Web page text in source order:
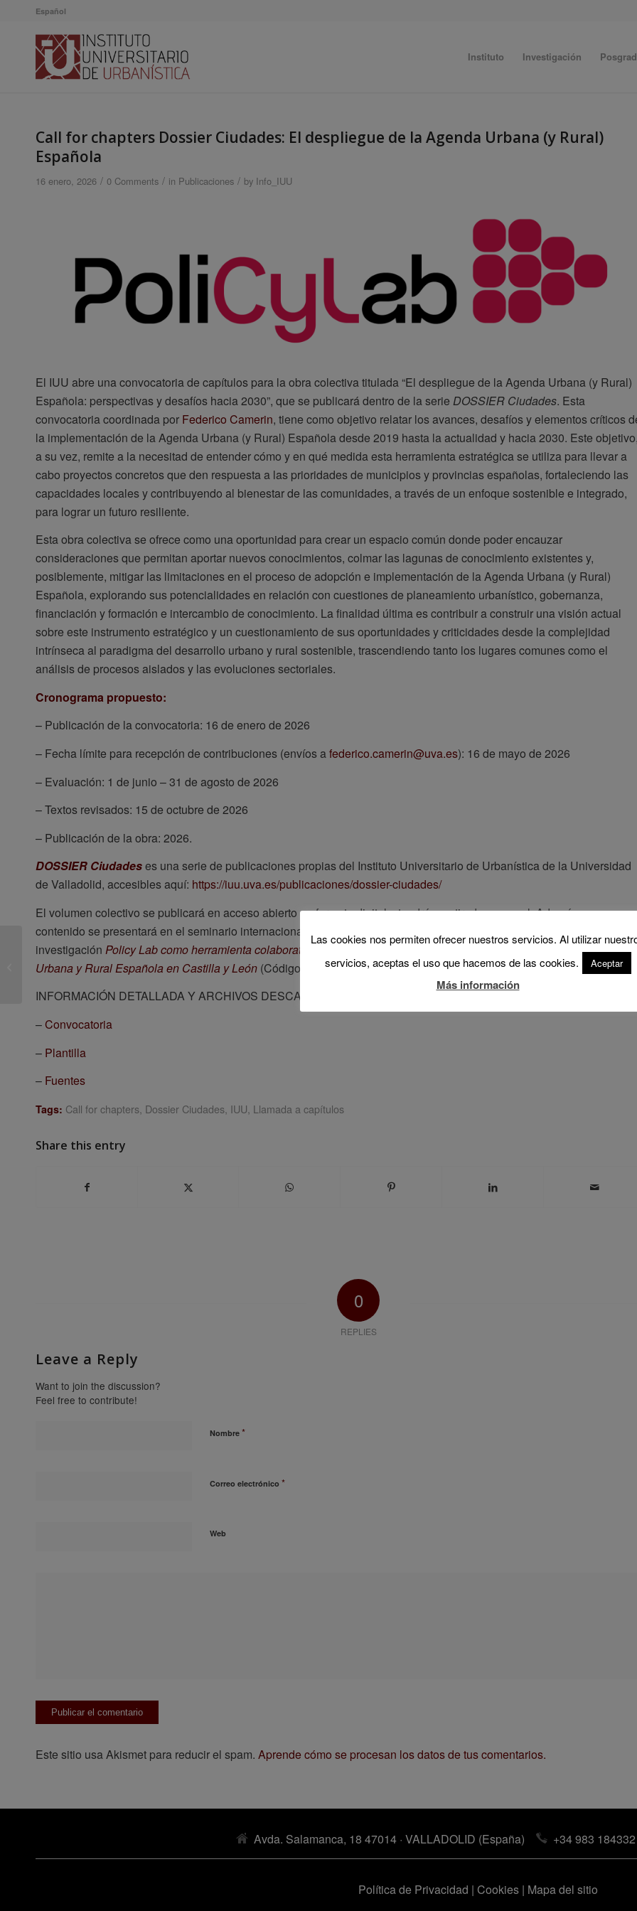
Español
Instituto Investigación
Call for chapters Dossier Ciudades: El despliegue de la Agenda Urbana (y Rural)
Española
16 enero, 2026 / 0 Comments / in Publicaciones / by Info_IUU
El IUU abre una convocatoria de capítulos para la obra colectiva titulada “El despliegue de la Agenda Urbana (y Rural)
Española: perspectivas y desafíos hacia 2030”, que se publicará dentro de la serie DOSSIER Ciudades. Esta
convocatoria coordinada por Federico Camerin, tiene como objetivo relatar los avances, desafíos y elementos críticos
la implementación de la Agenda Urbana (y Rural) Española desde 2019 hasta la actualidad y hacia 2030. Este
a su vez, remite a la necesitad de entender cómo y en qué medida esta herramienta estratégica se utiliza para llevar a
cabo proyectos concretos que den respuesta a las prioridades de municipios y provincias españolas, fortaleciendo las
capacidades locales y contribuyendo al bienestar de las comunidades, a través de un enfoque sostenible e integrado,
para lograr un futuro resiliente.
Esta obra colectiva se ofrece como una oportunidad para crear un espacio común donde poder encauzar
consideraciones que permitan aportar nuevos conocimientos, colmar las lagunas de conocimiento existentes y,
posiblemente, mitigar las limitaciones en el proceso de adopción e implementación de la Agenda Urbana (y Rural)
Española, explorando sus potencialidades en relación con cuestiones de planeamiento urbanístico, gobernanza,
financiación y formación e intercambio de conocimiento. La finalidad última es contribuir a construir una visión actual
sobre este instrumento estratégico y un cuestionamiento de sus oportunidades y criticidades desde la complejidad
intrínseca al paradigma del desarrollo urbano y rural sostenible, trascendiendo tanto los lugares comunes como el
análisis de procesos aislados y las evoluciones sectoriales.
Cronograma propuesto:
– Publicación de la convocatoria: 16 de enero de 2026
– Fecha límite para recepción de contribuciones (envíos afederico.camerin@uva.es): 16 de mayo de 2026
– Evaluación: 1 de junio – 31 de agosto de 2026
– Textos revisados: 15 de octubre de 2026
– Publicación de la obra: 2026.
DOSSIER Ciudadeses una serie de publicaciones propias del Instituto Universitario de Urbanística de la Universidad
de Valladolid, accesibles aquí: https://iuu.uva.es/publicaciones/dossier-ciudades/
El volumen colectivo se publicará en acceso abierto en formato digital y tendrá una tirada en papel. Además, su
contenido se presentará en el seminario internacional, previsto para marzo de 2027 como actividad final del proyecto
investigación Policy Lab como herramienta colaborativa para adaptar e impulsar los Planes de Acción de Agenda
Urbana y Rural Española en Castilla y León (Código: FCT-24-20309; Investigador principal: Federico Camerin).
INFORMACIÓN DETALLADA Y ARCHIVOS DESCARGABLES
– Convocatoria
– Plantilla
– Fuentes
Tags: Call for chapters Dossier Ciudades IUU Llamada a capítulos
Share this entry
0
REPLIES
Leave a Reply
Want to join the discussion?
Feel free to contribute!
Nombre *
Correo electrónico *
Web
Este sitio usa Akismet para reducir el spam. Aprende cómo se procesan los datos de tus comentarios.
Avda. Salamanca, 18 47014 · VALLADOLID (España) +34 983 184332
Política de Privacidad | Cookies| Mapa del sitio
Abierto el plazo de
envío de resúmenes
para el X Congreso
Internacional I...
Las cookies nos permiten ofrecer nuestros servicios. Al utilizar
servicios, aceptas el uso que hacemos de las cookies.
Aceptar
Más información